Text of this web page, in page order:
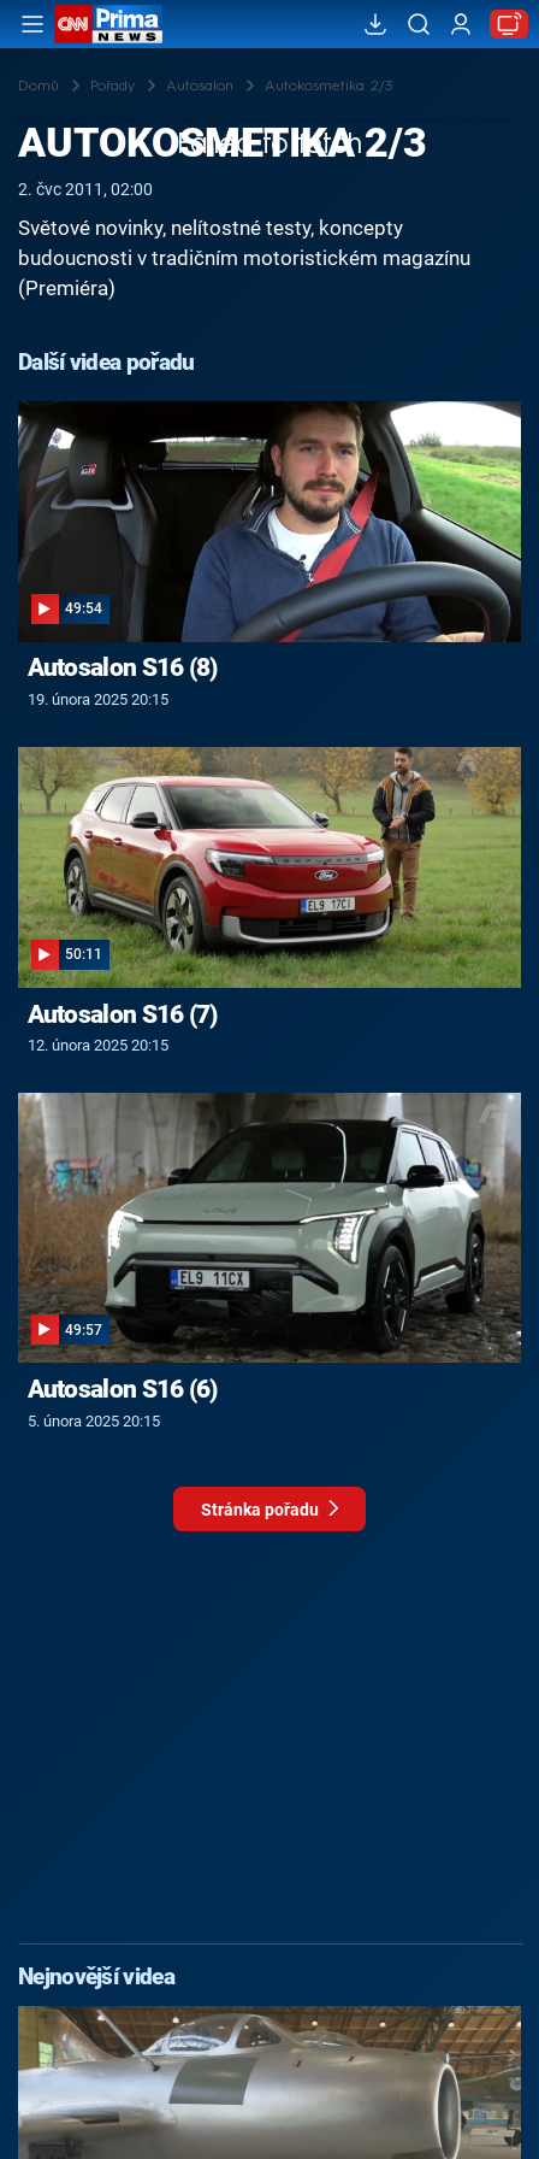
Domů Pořady Autosalon Autokosmetika 2/3
Failed to fetch
AUTOKOSMETIKA 2/3
2. čvc 2011, 02:00
Světové novinky, nelítostné testy, koncepty
budoucnosti v tradičním motoristickém magazínu
(Premiéra)
Další videa pořadu
49:54
Autosalon S16 (8)
19. února 2025 20:15
50:11
Autosalon S16 (7)
12. února 2025 20:15
49:57
Autosalon S16 (6)
5. února 2025 20:15
Stránka pořadu
Nejnovější videa